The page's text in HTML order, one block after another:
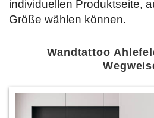
individuellen Produktseite,
Größe wählen können.
Wandtattoo